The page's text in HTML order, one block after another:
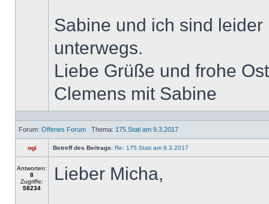
Sabine und ich sind
unterwegs.
Liebe Grüße und frohe
Clemens mit Sabine
Forum: Offenes Forum Thema: 175.Stati am 9.3.2017
ogi Betreff des Beitrags: Re: 175.Stati am 9.3.2017
Antworten:
8
Zugriffe:
58234
Lieber Micha,